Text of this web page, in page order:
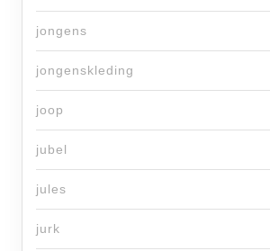
jongens
jongenskleding
joop
jubel
jules
jurk